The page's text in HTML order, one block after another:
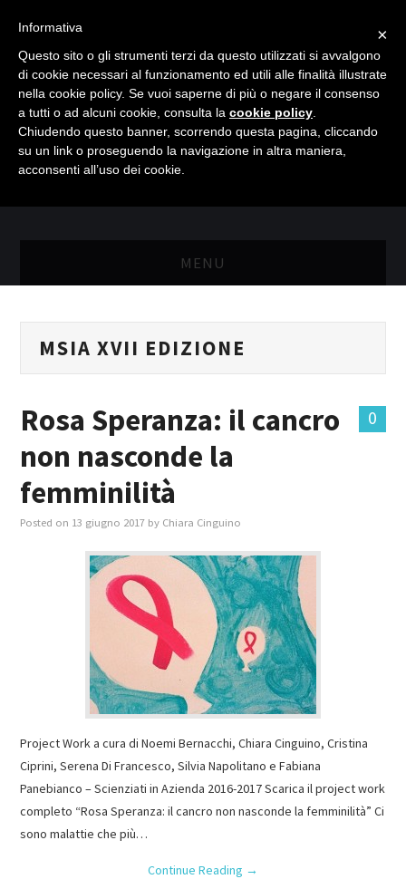
MENU
MASTER MARKETING & RETAIL
MASTER IN FOOD & BEVERAGE
GIURISTI IN AZIENDA
MSIA XVII EDIZIONE
0
Rosa Speranza: il cancro
non nasconde la
femminilità
Posted on 13 giugno 2017 by Chiara Cinguino
Project Work a cura di Noemi Bernacchi, Chiara Cinguino, Cristina
Ciprini, Serena Di Francesco, Silvia Napolitano e Fabiana
Panebianco – Scienziati in Azienda 2016-2017 Scarica il project work
completo “Rosa Speranza: il cancro non nasconde la femminilità” Ci
sono malattie che più…
Continue Reading →
×
Informativa
Questo sito o gli strumenti terzi da questo utilizzati si avvalgono
di cookie necessari al funzionamento ed utili alle finalità illustrate
nella cookie policy. Se vuoi saperne di più o negare il consenso
a tutti o ad alcuni cookie, consulta la cookie policy
Chiudendo questo banner, scorrendo questa pagina, cliccando
su un link o proseguendo la navigazione in altra maniera,
acconsenti all’uso dei cookie.